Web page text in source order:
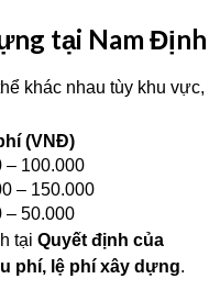
tại Nam Định
khác nhau tùy khu vực,
(VNĐ)
– 100.000
– 150.000
– 50.000
tại Quyết định của
phí, lệ phí xây dựng.